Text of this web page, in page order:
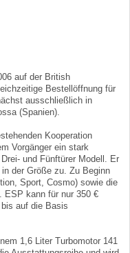
auf der British
Bestellöffnung für
ausschließlich in
(Spanien).
Kooperation
Vorgänger ein stark
und Fünftürer Modell. Er
der Größe zu. Zu Beginn
Sport, Cosmo) sowie die
ESP kann für nur 350 €
auf die Basis
1,6 Liter Turbomotor 141